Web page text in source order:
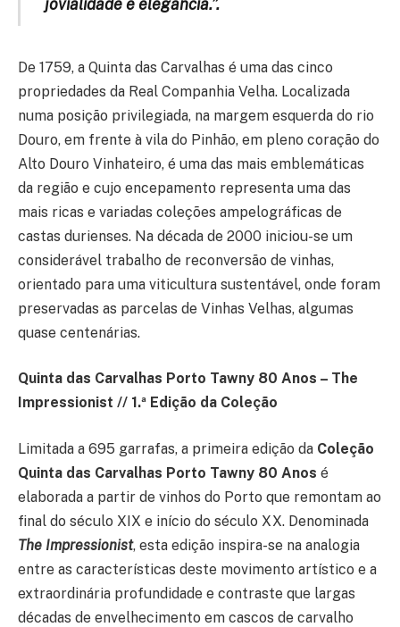
jovialidade e elegância.”.
De 1759, a Quinta das Carvalhas é uma das cinco
propriedades da Real Companhia Velha. Localizada
numa posição privilegiada, na margem esquerda do rio
Douro, em frente à vila do Pinhão, em pleno coração do
Alto Douro Vinhateiro, é uma das mais emblemáticas
da região e cujo encepamento representa uma das
mais ricas e variadas coleções ampelográficas de
castas durienses. Na década de 2000 iniciou-se um
considerável trabalho de reconversão de vinhas,
orientado para uma viticultura sustentável, onde foram
preservadas as parcelas de Vinhas Velhas, algumas
quase centenárias.
Quinta das Carvalhas Porto Tawny 80 Anos – The
Impressionist // 1.ª Edição da Coleção
Limitada a 695 garrafas, a primeira edição da Coleção
Quinta das Carvalhas Porto Tawny 80 Anos é
elaborada a partir de vinhos do Porto que remontam ao
final do século XIX e início do século XX. Denominada
The Impressionist, esta edição inspira-se na analogia
entre as características deste movimento artístico e a
extraordinária profundidade e contraste que largas
décadas de envelhecimento em cascos de carvalho